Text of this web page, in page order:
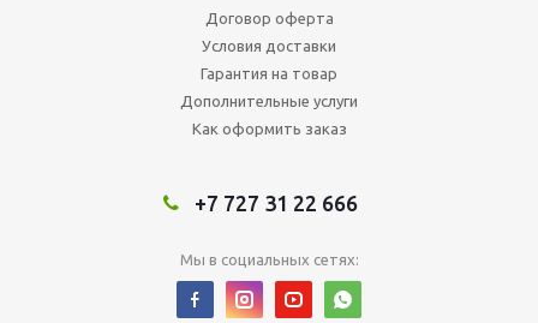
Договор оферта
Условия доставки
Гарантия на товар
Дополнительные услуги
Как оформить заказ
+7 727 31 22 666
Мы в социальных сетях: